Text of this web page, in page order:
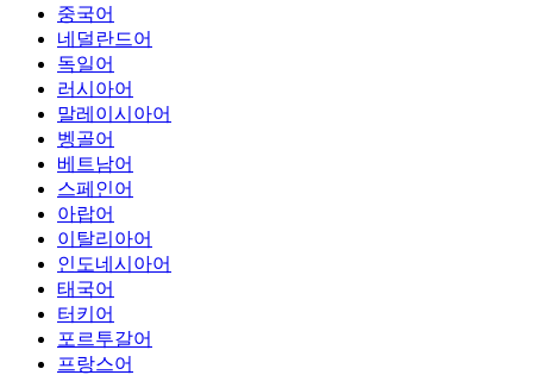
중국어
네덜란드어
독일어
러시아어
말레이시아어
벵골어
베트남어
스페인어
아랍어
이탈리아어
인도네시아어
태국어
터키어
포르투갈어
프랑스어